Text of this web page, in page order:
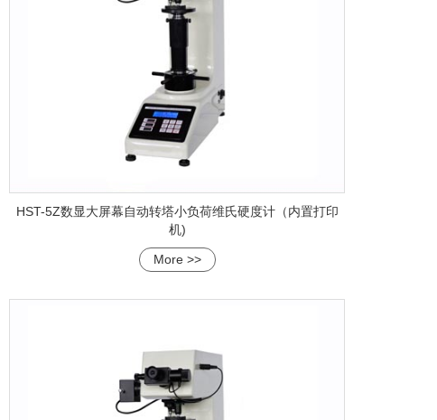
HST-5Z数显大屏幕自动转塔小负荷维氏硬度计（内置打印
机)
More >>